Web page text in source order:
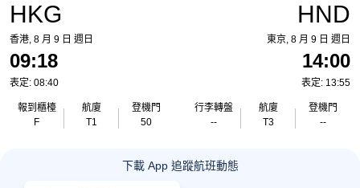
HKG
香港, 8 月 9 日 週日
09:18
表定: 08:40
報到櫃檯
F
航廈
T1
登機門
50
HND
東京, 8 月 9 日 週日
14:00
表定: 13:55
行李轉盤
--
航廈
T3
登機門
--
下載 App 追蹤航班動態